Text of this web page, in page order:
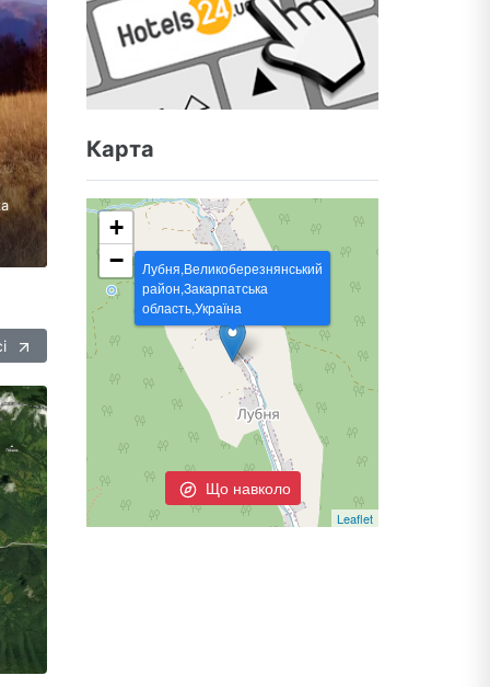
Карта
Що навколо
Лубня,Великоберезнянський
район,Закарпатська
область,Україна
+
−
Leaflet